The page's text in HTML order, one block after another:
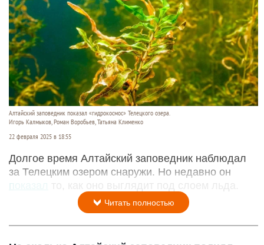
Алтайский заповедник показал «гидрокосмос» Телецкого озера.
Игорь Калмыков, Роман Воробьев, Татьяна Клименко
22 февраля 2025 в 18:55
Долгое время Алтайский заповедник наблюдал
за Телецким озером снаружи. Но недавно он
показал
то, как оно выглядит под слоем льда.
Читать полностью